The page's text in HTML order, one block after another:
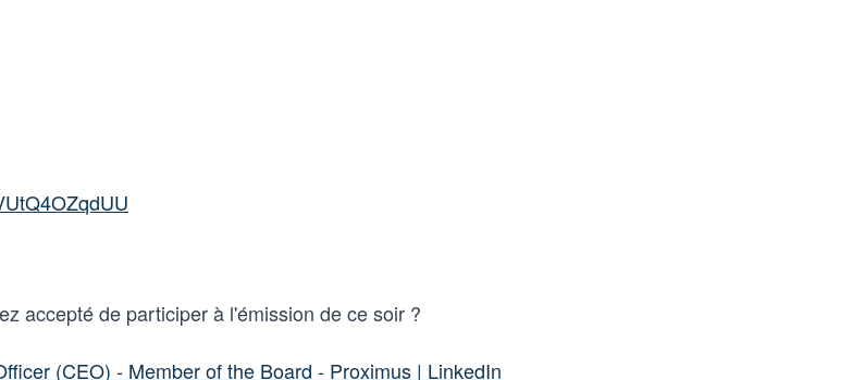
accepté de participer à l'émission de ce soir ?
(CEO) - Member of the Board - Proximus | LinkedIn